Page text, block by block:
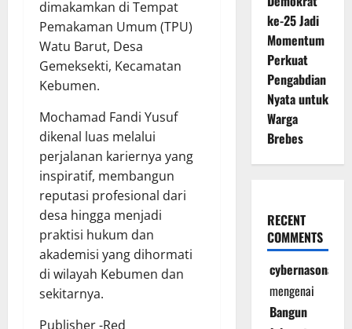
dimakamkan di Tempat
Pemakaman Umum (TPU)
Watu Barut, Desa
Gemeksekti, Kecamatan
Kebumen.
Mochamad Fandi Yusuf
dikenal luas melalui
perjalanan kariernya yang
inspiratif, membangun
reputasi profesional dari
desa hingga menjadi
praktisi hukum dan
akademisi yang dihormati
di wilayah Kebumen dan
sekitarnya.
Publisher -Red
ke-25 Jadi
Momentum
Perkuat
Pengabdian
Nyata untuk
Warga
Brebes
RECENT
COMMENTS
cybernasonal
mengenai
Bangun